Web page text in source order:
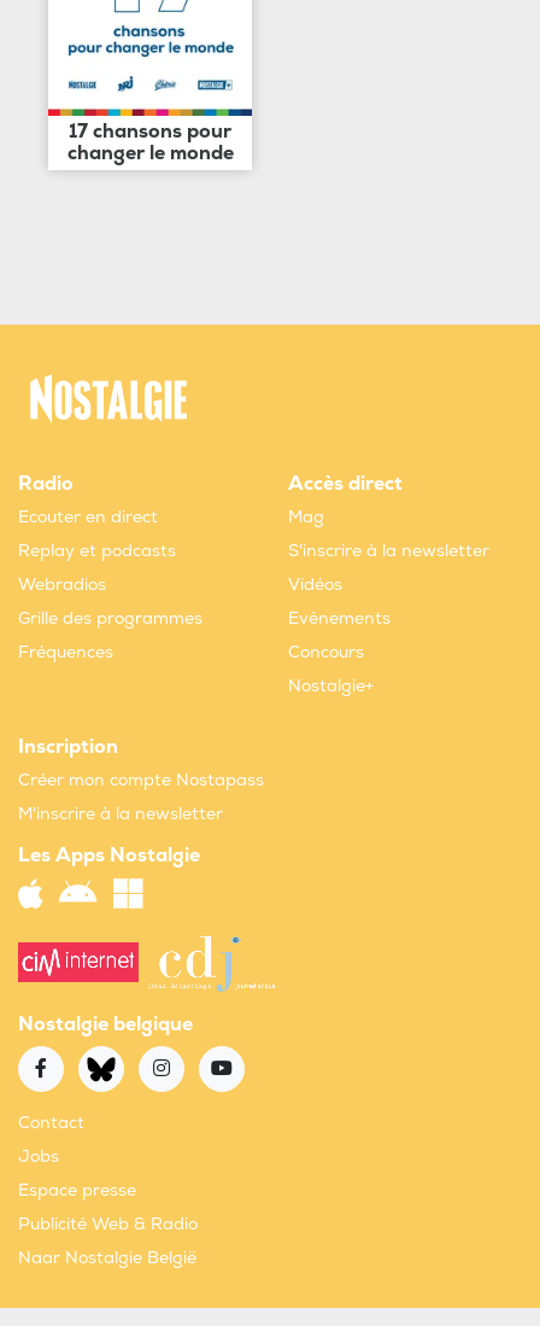
17 chansons pour
changer le monde
Radio
Ecouter en direct
Replay et podcasts
Webradios
Grille des programmes
Fréquences
Accès direct
Mag
S'inscrire à la newsletter
Vidéos
Evènements
Concours
Nostalgie+
Inscription
Créer mon compte Nostapass
M'inscrire à la newsletter
Les Apps Nostalgie
Nostalgie belgique
Contact
Jobs
Espace presse
Publicité Web & Radio
Naar Nostalgie België